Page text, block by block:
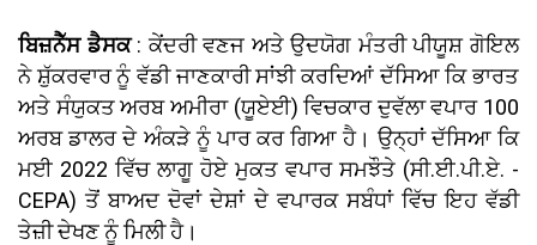
ਬਿਜ਼ਨੈੱਸ ਡੈਸਕ: ਕੇਂਦਰੀ ਵਣਜ ਅਤੇ ਉਦਯੋਗ ਮੰਤਰੀ ਪੀਯੂਸ਼ ਗੋਇਲ
ਨੇ ਸ਼ੁੱਕਰਵਾਰ ਨੂੰ ਵੱਡੀ ਜਾਣਕਾਰੀ ਸਾਂਝੀ ਕਰਦਿਆਂ ਦੱਸਿਆ ਕਿ ਭਾਰਤ
ਅਤੇ ਸੰਯੁਕਤ ਅਰਬ ਅਮੀਰਾ (ਯੂਏਈ) ਵਿਚਕਾਰ ਦੁਵੱਲਾ ਵਪਾਰ 100
ਅਰਬ ਡਾਲਰ ਦੇ ਅੰਕੜੇ ਨੂੰ ਪਾਰ ਕਰ ਗਿਆ ਹੈ। ਉਨ੍ਹਾਂ ਦੱਸਿਆ ਕਿ
ਮਈ 2022 ਵਿੱਚ ਲਾਗੂ ਹੋਏ ਮੁਕਤ ਵਪਾਰ ਸਮਝੌਤੇ (ਸੀ.ਈ.ਪੀ.ਏ. -
CEPA) ਤੋਂ ਬਾਅਦ ਦੋਵਾਂ ਦੇਸ਼ਾਂ ਦੇ ਵਪਾਰਕ ਸਬੰਧਾਂ ਵਿੱਚ ਇਹ ਵੱਡੀ
ਤੇਜ਼ੀ ਦੇਖਣ ਨੂੰ ਮਿਲੀ ਹੈ।